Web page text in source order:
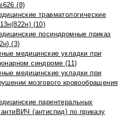
(8)
травматологические
(10)
посиндромные приказ
(3)
медицинские укладки при
синдроме (11)
медицинские укладки при
мозгового кровообращения
парентеральных
(антиспид) по приказу